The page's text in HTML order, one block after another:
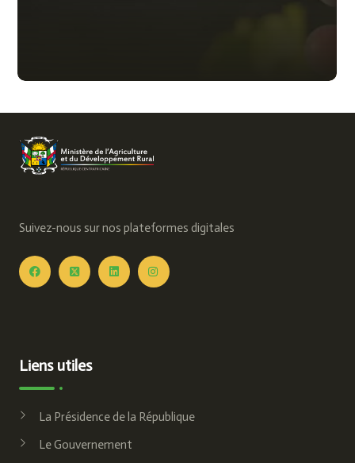
Suivez-nous sur nos plateformes digitales
Liens utiles
La Présidence de la République
Le Gouvernement